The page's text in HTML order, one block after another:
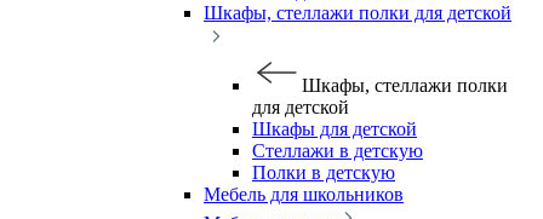
Шкафы, стеллажи полки для детской
Шкафы, стеллажи полки
для детской
Шкафы для детской
Стеллажи в детскую
Полки в детскую
Мебель для школьников